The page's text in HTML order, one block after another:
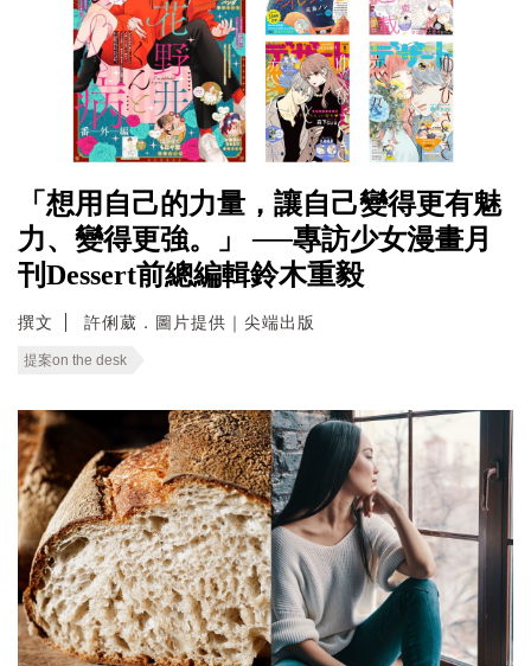
「想用自己的力量，讓自己變得更有魅
力、變得更強。」 ──專訪少女漫畫月
刊Dessert前總編輯鈴木重毅
撰文 許俐葳．圖片提供｜尖端出版
提案on the desk